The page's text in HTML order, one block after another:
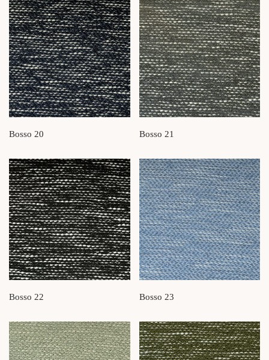
Bosso 20 Bosso 21
Bosso 22 Bosso 23